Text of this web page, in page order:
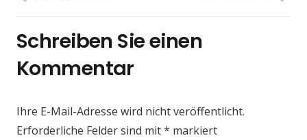
Schreiben Sie einen
Kommentar
Ihre E-Mail-Adresse wird nicht veröffentlicht.
Erforderliche Felder sind mit* markiert